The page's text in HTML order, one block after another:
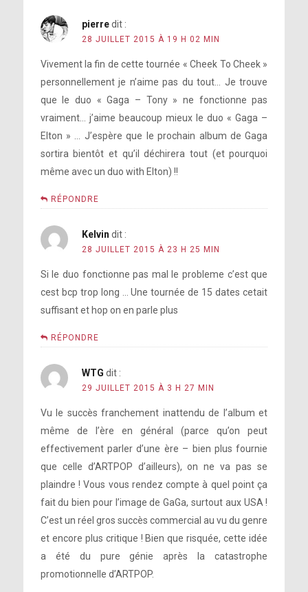
pierre dit :
28 JUILLET 2015 À 19 H 02 MIN
Vivement la fin de cette tournée « Cheek To Cheek »
personnellement je n’aime pas du tout… Je trouve
que le duo « Gaga – Tony » ne fonctionne pas
vraiment… j’aime beaucoup mieux le duo « Gaga –
Elton » … J’espère que le prochain album de Gaga
sortira bientôt et qu’il déchirera tout (et pourquoi
même avec un duo with Elton) !!
RÉPONDRE
Kelvin dit :
28 JUILLET 2015 À 23 H 25 MIN
Si le duo fonctionne pas mal le probleme c’est que
cest bcp trop long … Une tournée de 15 dates cetait
suffisant et hop on en parle plus
RÉPONDRE
WTG dit :
29 JUILLET 2015 À 3 H 27 MIN
Vu le succès franchement inattendu de l’album et
même de l’ère en général (parce qu’on peut
effectivement parler d’une ère – bien plus fournie
que celle d’ARTPOP d’ailleurs), on ne va pas se
plaindre ! Vous vous rendez compte à quel point ça
fait du bien pour l’image de GaGa, surtout aux USA !
C’est un réel gros succès commercial au vu du genre
et encore plus critique ! Bien que risquée, cette idée
a été du pure génie après la catastrophe
promotionnelle d’ARTPOP.